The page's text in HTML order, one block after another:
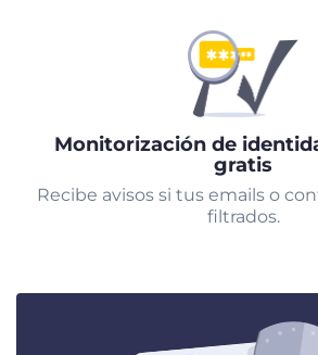
Monitorización de
gratis
Recibe avisos si tus emails o
filtrados.